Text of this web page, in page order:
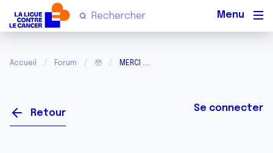
Accueil Forum 🥹 MERCI ....
Retour Se connecter